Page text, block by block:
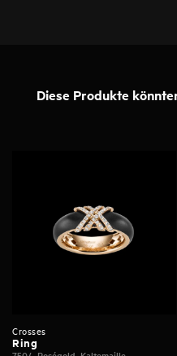
Diese Produkte
Crosses
Ring